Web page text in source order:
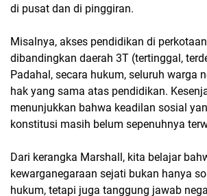
di pusat dan di pinggiran.
Misalnya, akses pendidikan di
dibandingkan daerah 3T (tertinggal,
Padahal, secara hukum, seluruh warga
hak yang sama atas pendidikan.
menunjukkan bahwa keadilan sosial
konstitusi masih belum sepenuhnya
Dari kerangka Marshall, kita belajar
kewarganegaraan sejati bukan hanya
hukum, tetapi juga tanggung jawab